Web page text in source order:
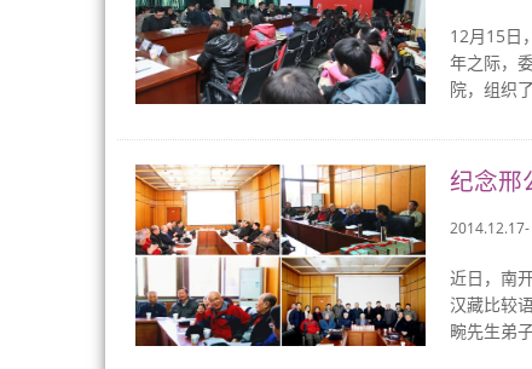
12月15日
年之际，
院，组织
纪念邢
近日，南
汉藏比较
畹先生弟